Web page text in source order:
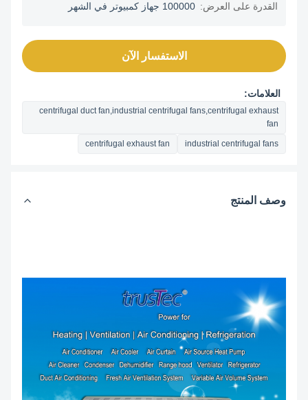
القدرة على العرض: 100000 جهاز كمبيوتر في الشهر
الاستفسار الآن
العلامات:
centrifugal duct fan,industrial centrifugal fans,centrifugal exhaust
industrial centrifugal fans
centrifugal exhaust fan
وصف المنتج